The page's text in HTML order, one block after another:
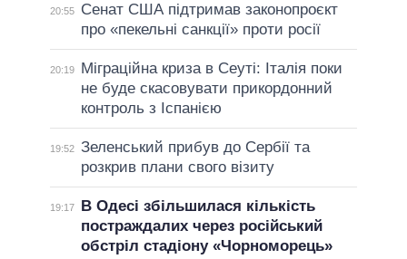
20:55
Сенат США підтримав законопроєкт
про «пекельні санкції» проти росії
20:19
Міграційна криза в Сеуті: Італія поки
не буде скасовувати прикордонний
контроль з Іспанією
19:52 Зеленський прибув до Сербії та
розкрив плани свого візиту
19:17
В Одесі збільшилася кількість
постраждалих через російський
обстріл стадіону «Чорноморець»